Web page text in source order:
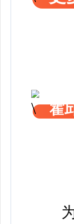
霍
为